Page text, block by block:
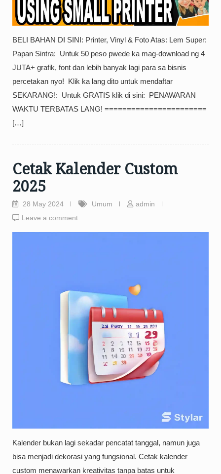
BELI BAHAN DI SINI: Printer, Vinyl & Foto Atas: Lem Super:
Papan Sintra: ️ Untuk 50 peso pwede ka mag-download ng 4
JUTA+ grafik, font dan lebih banyak lagi para sa bisnis
percetakan nyo! ️ Klik ka lang dito untuk mendaftar
SEKARANG!: ️ Untuk GRATIS klik di sini: ️ PENAWARAN
WAKTU TERBATAS LANG! ======================= ️
[…]
Cetak Kalender Custom
2025
28 May 2024 Umum
admin
Leave a comment
Kalender bukan lagi sekadar pencatat tanggal, namun juga
bisa menjadi dekorasi yang fungsional. Cetak kalender
custom menawarkan kreativitas tanpa batas untuk